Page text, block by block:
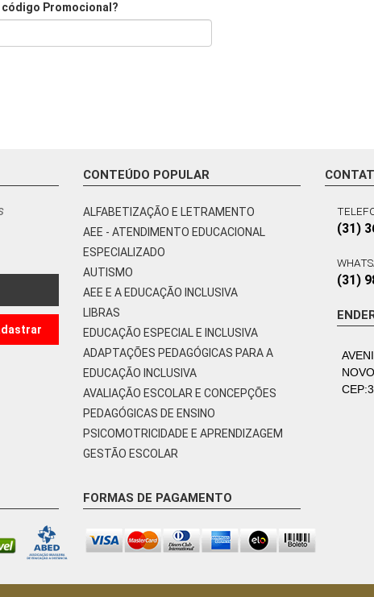
código Promocional?
CONTEÚDO POPULAR
ALFABETIZAÇÃO E LETRAMENTO
AEE - ATENDIMENTO EDUCACIONAL
ESPECIALIZADO
AUTISMO
AEE E A EDUCAÇÃO INCLUSIVA
LIBRAS
EDUCAÇÃO ESPECIAL E INCLUSIVA
ADAPTAÇÕES PEDAGÓGICAS PARA A
EDUCAÇÃO INCLUSIVA
AVALIAÇÃO ESCOLAR E CONCEPÇÕES
PEDAGÓGICAS DE ENSINO
PSICOMOTRICIDADE E APRENDIZAGEM
GESTÃO ESCOLAR
(31)
(31)
FORMAS DE PAGAMENTO